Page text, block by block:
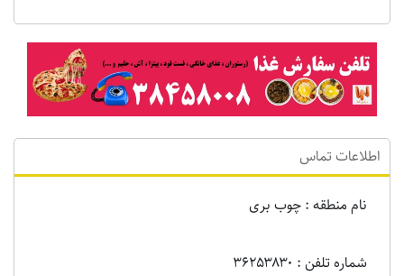
اطلاعات تماس
نام منطقه : چوب بری
شماره تلفن : 36۲۵۳۸۳۰